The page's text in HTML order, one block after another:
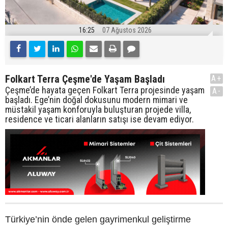
16:25 07 Ağustos 2026
Folkart Terra Çeşme'de Yaşam Başladı
Çeşme’de hayata geçen Folkart Terra projesinde yaşam
başladı. Ege’nin doğal dokusunu modern mimari ve
müstakil yaşam konforuyla buluşturan projede villa,
residence ve ticari alanların satışı ise devam ediyor.
A+
A-
Türkiye’nin önde gelen gayrimenkul geliştirme